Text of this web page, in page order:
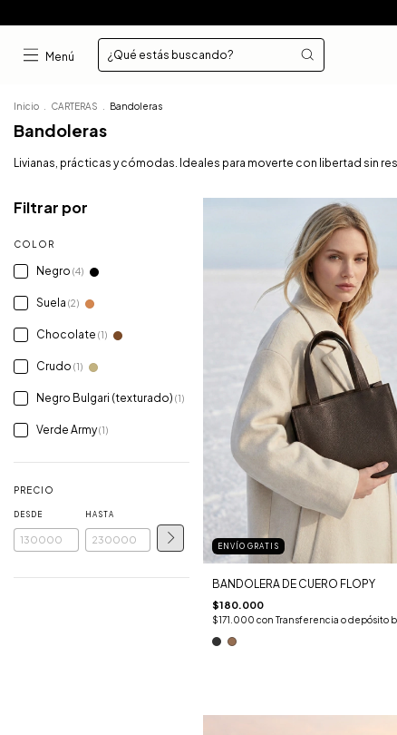
Menú
Inicio CARTERAS Bandoleras
Bandoleras
Livianas, prácticas y cómodas. Ideales para moverte con libertad sin
Filtrar por
COLOR
Negro (4)
Suela (2)
Chocolate (1)
Crudo (1)
Negro Bulgari (texturado) (1)
Verde Army(1)
PRECIO
DESDE HASTA
ENVÍO GRATIS
BANDOLERA DE CUERO FLOPY
$180.000
$171.000 con Transferencia o depósito